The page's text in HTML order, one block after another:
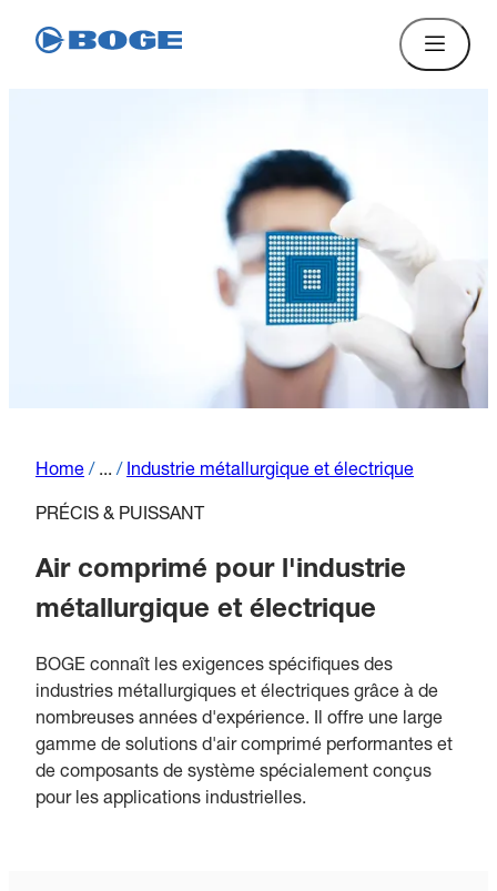
Home / ... / Industrie métallurgique et électrique
PRÉCIS & PUISSANT
Air comprimé pour l'industrie
métallurgique et électrique
BOGE connaît les exigences spécifiques des
industries métallurgiques et électriques grâce à de
nombreuses années d'expérience. Il offre une large
gamme de solutions d'air comprimé performantes et
de composants de système spécialement conçus
pour les applications industrielles.